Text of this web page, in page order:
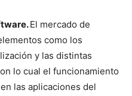
El mercado de
como los
y las distintas
lo cual el funcionamiento
las aplicaciones del